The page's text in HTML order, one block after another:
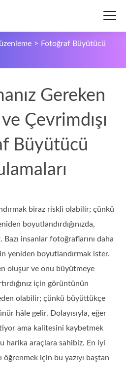
> Fotoğraf Büyütücü
Gereken
Çevrimdışı
Büyütücü
biraz riskli olabilir; çünkü
boyutlandırdığınızda,
insanlar fotoğraflarını daha
yeniden boyutlandırmak ister.
oluşur ve onu büyütmeye
için görüntünün
olabilir; çünkü büyüttükçe
hâle gelir. Dolayısıyla, eğer
ama kalitesini kaybetmek
harika araçlara sahibiz. En iyi
öğrenmek için bu yazıyı baştan